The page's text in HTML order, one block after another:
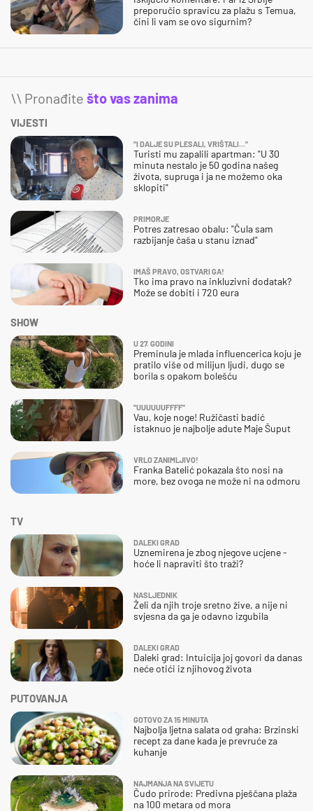
preporučio spravicu za plažu s Temua,
čini li vam se ovo sigurnim?
\\ Pronađite što vas zanima
VIJESTI
"I DALJE SU PLESALI, VRIŠTALI..."
Turisti mu zapalili apartman: "U 30
minuta nestalo je 50 godina našeg
života, supruga i ja ne možemo oka
sklopiti"
PRIMORJE
Potres zatresao obalu: "Čula sam
razbijanje čaša u stanu iznad"
IMAŠ PRAVO, OSTVARI GA!
Tko ima pravo na inkluzivni dodatak?
Može se dobiti i 720 eura
SHOW
U 27. GODINI
Preminula je mlada influencerica koju je
pratilo više od milijun ljudi, dugo se
borila s opakom bolešću
"UUUUUUFFFF"
Vau, koje noge! Ružičasti badić
istaknuo je najbolje adute Maje Šuput
VRLO ZANIMLJIVO!
Franka Batelić pokazala što nosi na
more, bez ovoga ne može ni na odmoru
TV
DALEKI GRAD
Uznemirena je zbog njegove ucjene -
hoće li napraviti što traži?
NASLJEDNIK
Želi da njih troje sretno žive, a nije ni
svjesna da ga je odavno izgubila
DALEKI GRAD
Daleki grad: Intuicija joj govori da danas
neće otići iz njihovog života
PUTOVANJA
GOTOVO ZA 15 MINUTA
Najbolja ljetna salata od graha: Brzinski
recept za dane kada je prevruće za
kuhanje
NAJMANJA NA SVIJETU
Čudo prirode: Predivna pješčana plaža
na 100 metara od mora